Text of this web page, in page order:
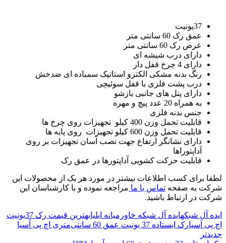
37یونیت
عمق رک 60 سانتی متر
عرض رک 60 سانتی متر
دارای درب شیشه ای
دارای 4 چرخ قفل دار
رنگ بدنه مشکی الکترو استاتیک سمباده ای ضدخش
درب پشت فلزی با قفل سوئیچی
دارای پنل های جانبی بازشو
به همراه 20 عدد پیچ و مهره
جنس بدنه فلزی
قابلیت تحمل وزن 400 كیلو تجهیزات روی چرخ ها
قابلیت تحمل وزن 600 كیلو تجهیزات روی پایه ها
دارای نشانگر ارتفاع جهت نصب آسان تجهیزات بر روی
آداپتوراها
قابلیت حرکت کشویی آداپتورها در عمق رک
لطفا برای کسب اطلاعات بیشتر در مورد هر یک از محصولات این
شرکت به صفحه تماس با ما مراجعه نموده و با کارشناسان این
شرکت در ارتباط باشید.
ایده آل شبکهایده آل شبکه خاورمیانه ایلیا
بهترین قیمت رک 37یونیت
اچ پی آسیارک ایستاده 37 یونیت عمق 60 سانتی‌متری اچ پی آسیا
جدیدتر